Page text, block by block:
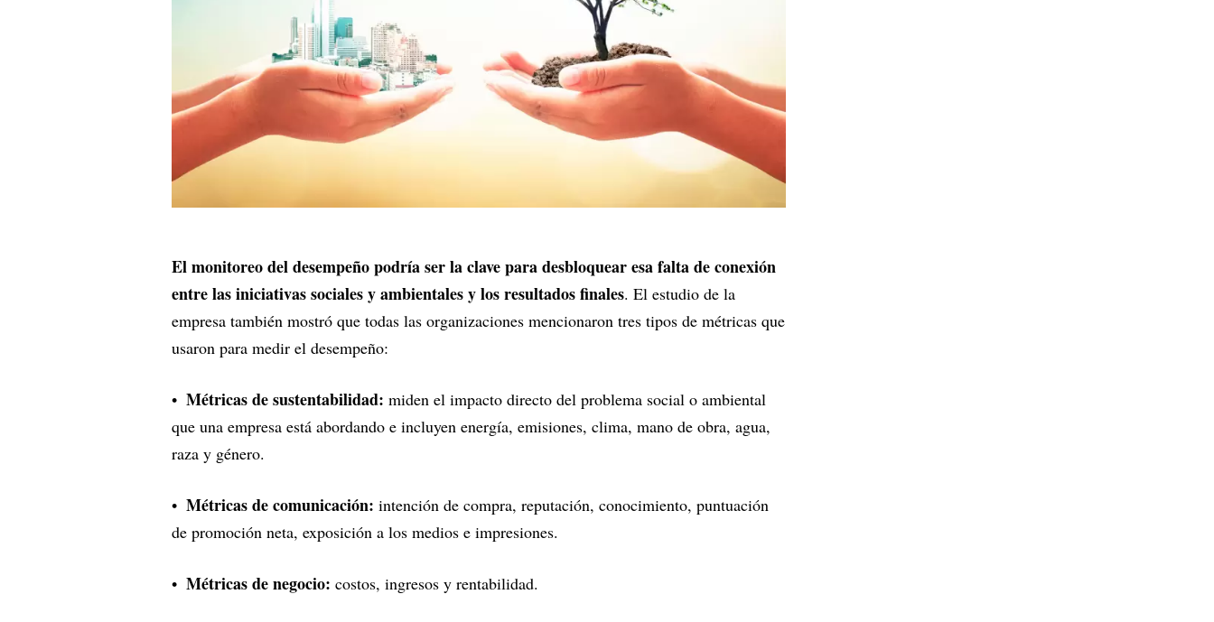
El monitoreo del desempeño podría ser la clave para desbloquear esa falta de conexión
entre las iniciativas sociales y ambientales y los resultados finales. El estudio de la
empresa también mostró que todas las organizaciones mencionaron tres tipos de métricas que
usaron para medir el desempeño:
Métricas de sustentabilidad: miden el impacto directo del problema social o ambiental
que una empresa está abordando e incluyen energía, emisiones, clima, mano de obra, agua,
raza y género.
Métricas de comunicación: intención de compra, reputación, conocimiento, puntuación
de promoción neta, exposición a los medios e impresiones.
Métricas de negocio: costos, ingresos y rentabilidad.